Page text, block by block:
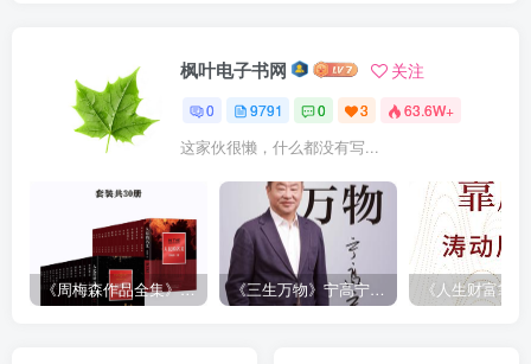
枫叶电子书网 关注
0 9791 0 3 63.6W+
这家伙很懒，什么都没有写...
《周梅森作品全集》[共30册] 《三生万物》宁高宁（epub+mobi+azw3+pdf）